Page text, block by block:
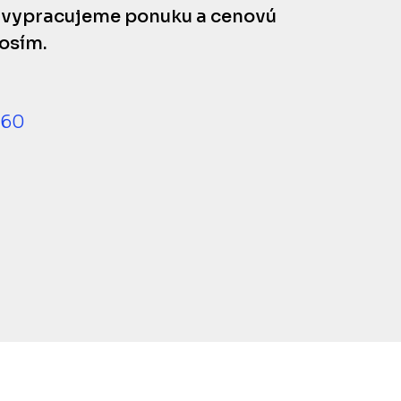
ponuku a cenovú